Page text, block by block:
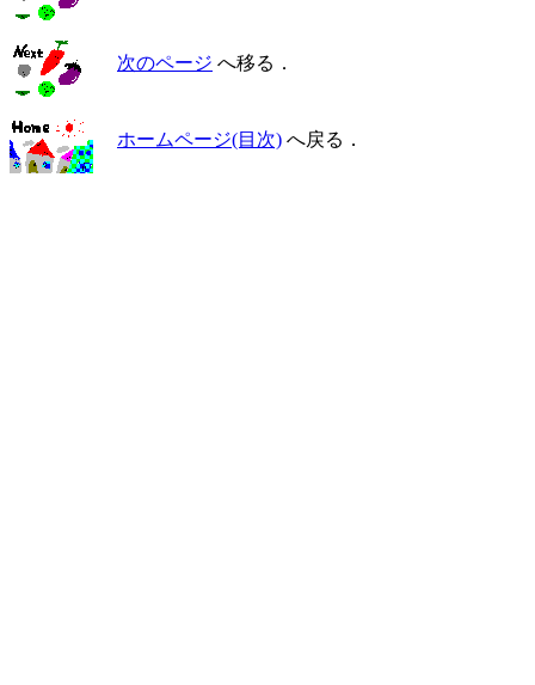
次のページ へ移る．
ホームページ(目次) へ戻る．